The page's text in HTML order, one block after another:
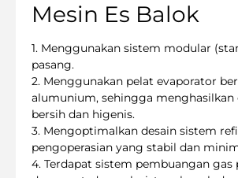
Mesin Es Balok
1. Menggunakan sistem modular
pasang.
2. Menggunakan pelat evaporator
alumunium, sehingga menghasilkan
bersih dan higenis.
3. Mengoptimalkan desain sistem
pengoperasian yang stabil dan
4. Terdapat sistem pembuangan gas